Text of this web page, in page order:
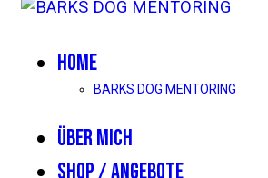
HOME
BARKS DOG MENTORING
ÜBER MICH
SHOP / ANGEBOTE